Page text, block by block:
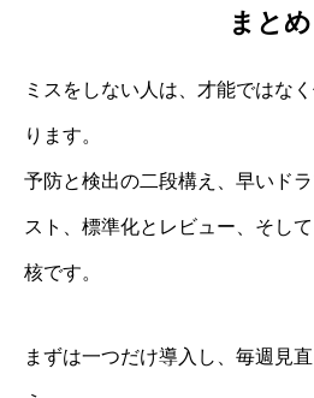
まとめ
ミスをしない人は、才能ではな
ります。
予防と検出の二段構え、早いド
スト、標準化とレビュー、そし
核です。
まずは一つだけ導入し、毎週見